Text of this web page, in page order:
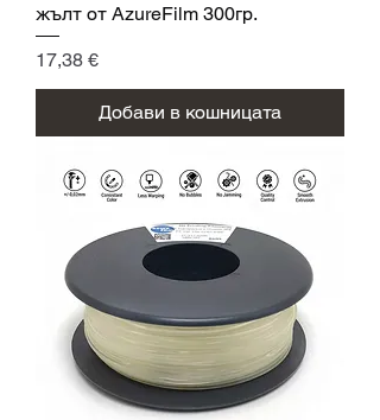
жълт от AzureFilm 300гр.
Цена
17,38 €
Добави в кошницата